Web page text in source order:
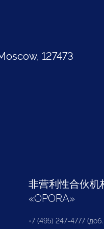
127473
非营利性合伙机
«OPORA»
+7 (495) 247-4777